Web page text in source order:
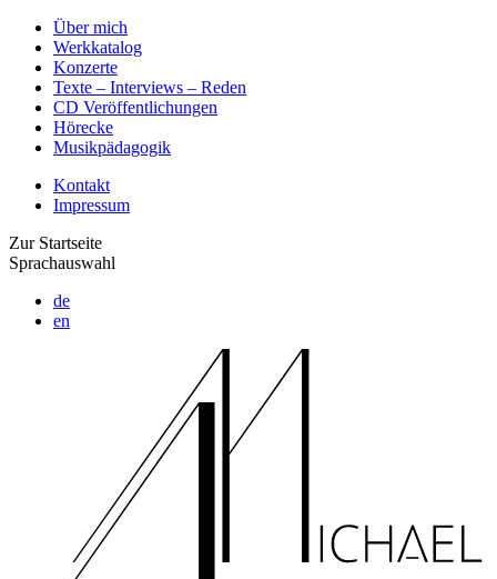
Über mich
Werkkatalog
Konzerte
Texte – Interviews – Reden
CD Veröffentlichungen
Hörecke
Musikpädagogik
Kontakt
Impressum
Zur Startseite
Sprachauswahl
de
en